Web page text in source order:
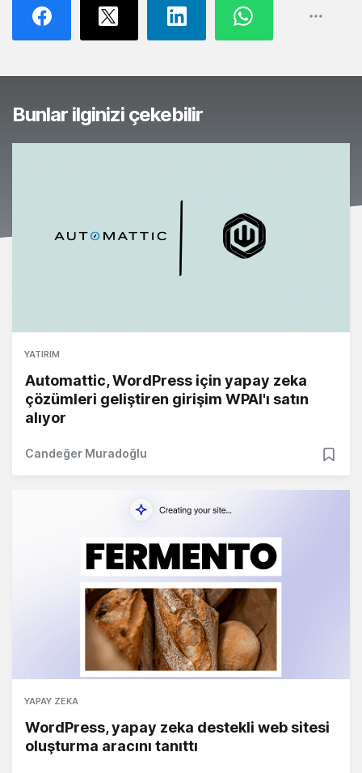
Bunlar ilginizi çekebilir
YATIRIM
Automattic, WordPress için yapay zeka
çözümleri geliştiren girişim WPAI'ı satın
alıyor
Candeğer Muradoğlu
YAPAY ZEKA
WordPress, yapay zeka destekli web sitesi
oluşturma aracını tanıttı